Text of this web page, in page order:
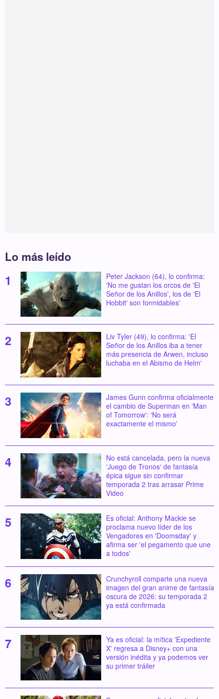
Lo más leído
Peter Jackson (64), lo confirma:
'No me gustan los orcos de 'El
Señor de los Anillos', los de 'El
Hobbit' son formidables'
Liv Tyler (49), lo confirma: 'El
Señor de los Anillos iba a tener
más presencia de Arwen, incluso
luchaba en el Abismo de Helm'
James Gunn confirma oficialmente
el cambio de Superman en 'Man
of Tomorrow': 'No será
exactamente el mismo'
No está cancelada, pero la nueva
'Juego de Tronos' de fantasía
épica sigue sin confirmar
temporada 2 tras arrasar Prime
Video
Es oficial: Anthony Mackie se
proclama nuevo líder de los
Vengadores en 'Doomsday' y
afirma ser 'el pegamento que une
a todos'
Crunchyroll comparte una nueva
imagen del gran anime de fantasía
oscura de 2026: su temporada 2
ya está confirmada
Ya es oficial: la mítica 'Expediente
X' regresa a Disney+ con una
versión inédita y ya podemos ver
su primer tráiler